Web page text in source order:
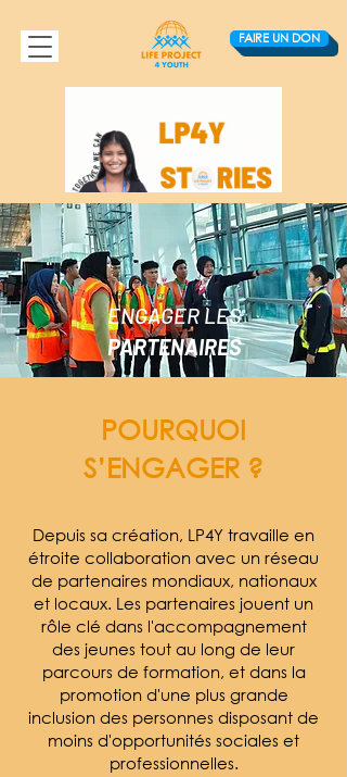
FAIRE UN DON
ENGAGER LES
PARTENAIRES
POURQUOI
S’ENGAGER ?
Depuis sa création, LP4Y travaille en
étroite collaboration avec un réseau
de partenaires mondiaux, nationaux
et locaux. Les partenaires jouent un
rôle clé dans l'accompagnement
des jeunes tout au long de leur
parcours de formation, et dans la
promotion d'une plus grande
inclusion des personnes disposant de
moins d'opportunités sociales et
professionnelles.